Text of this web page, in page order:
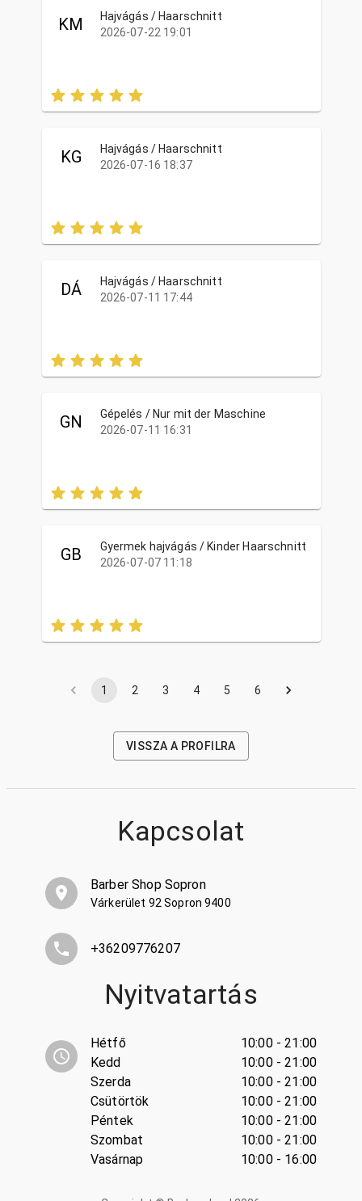
KM
Hajvágás / Haarschnitt
2026-07-22 19:01
KG
Hajvágás / Haarschnitt
2026-07-16 18:37
DÁ
Hajvágás / Haarschnitt
2026-07-11 17:44
GN
Gépelés / Nur mit der Maschine
2026-07-11 16:31
GB
Gyermek hajvágás / Kinder Haarschnitt
2026-07-07 11:18
1 2 3 4 5 6
VISSZA A PROFILRA
Kapcsolat
Barber Shop Sopron
Várkerület 92 Sopron 9400
+36209776207
Nyitvatartás
Hétfő
Kedd
Szerda
Csütörtök
Péntek
Szombat
Vasárnap
10:00 - 21:00
10:00 - 21:00
10:00 - 21:00
10:00 - 21:00
10:00 - 21:00
10:00 - 21:00
10:00 - 16:00